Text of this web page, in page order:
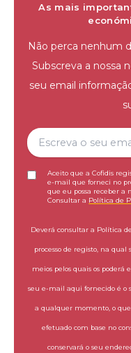
As mais
Não perca nenhum
Subscreva a nossa
seu email
Aceito que a Cofidis
e-mail que forneci no
que eu possa receber a
Consultar a Política de
Deverá consultar a Política
processo de registo, na qual
meios pelos quais os
seu e-mail aqui fornecido é o
a qualquer momento, o
efetuado com base no
conservará o seu